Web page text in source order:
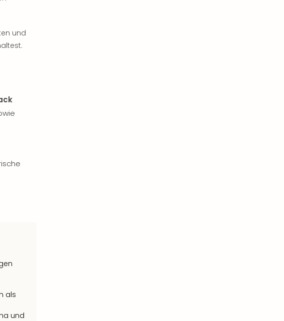
und
als
und